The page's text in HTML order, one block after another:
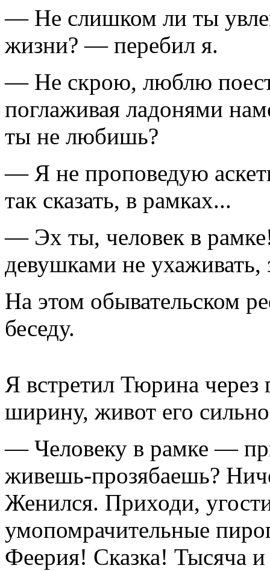
— Не слишком ли ты
жизни? — перебил я.
— Не скрою, люблю
поглаживая ладонями
ты не любишь?
— Я не проповедую
так сказать, в рамках...
— Эх ты, человек в
девушками не ухаживать,
На этом обывательском
беседу.
Я встретил Тюрина
ширину, живот его
— Человеку в рамке —
живешь-прозябаешь?
Женился. Приходи,
умопомрачительные
Феерия! Сказка! Тысяча